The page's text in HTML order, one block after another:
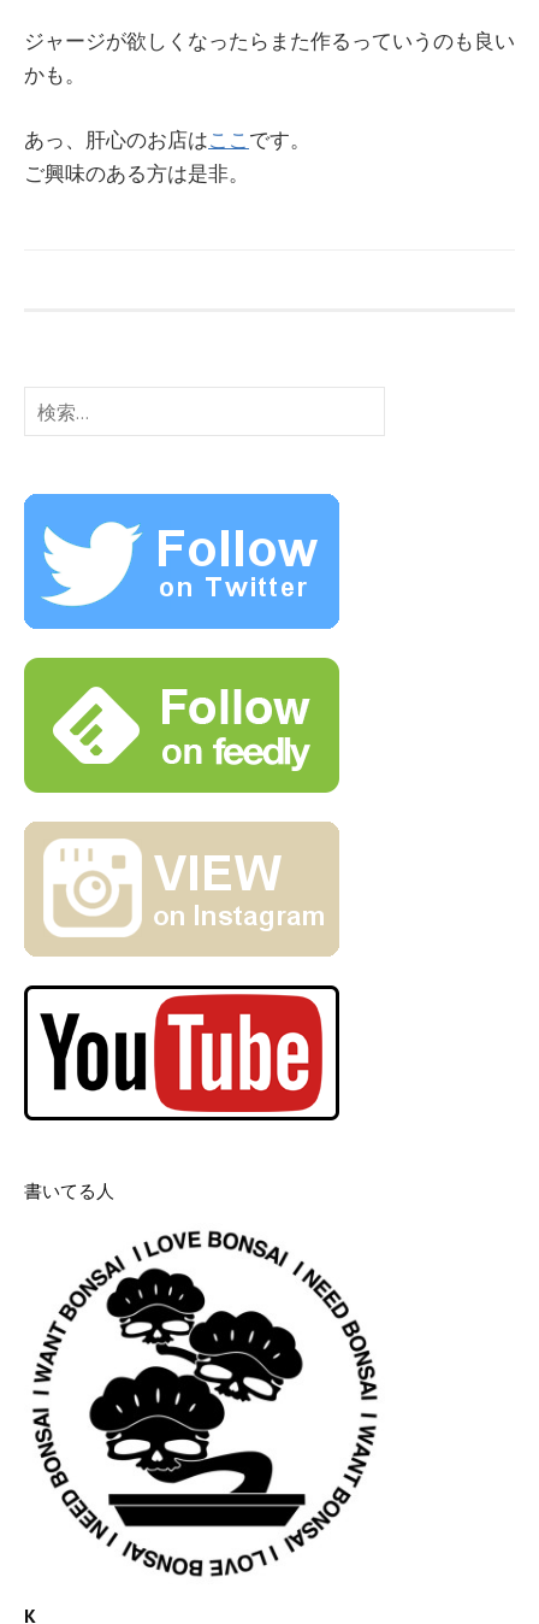
ジャージが欲しくなったらまた作るっていうのも良い
かも。
あっ、肝心のお店はここです。
ご興味のある方は是非。
検
索:
書いてる人
K